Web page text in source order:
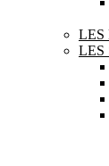
LES
LES